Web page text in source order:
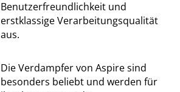
Benutzerfreundlichkeit und
erstklassige Verarbeitungsqualität
aus.
Die Verdampfer von Aspire sind
besonders beliebt und werden für